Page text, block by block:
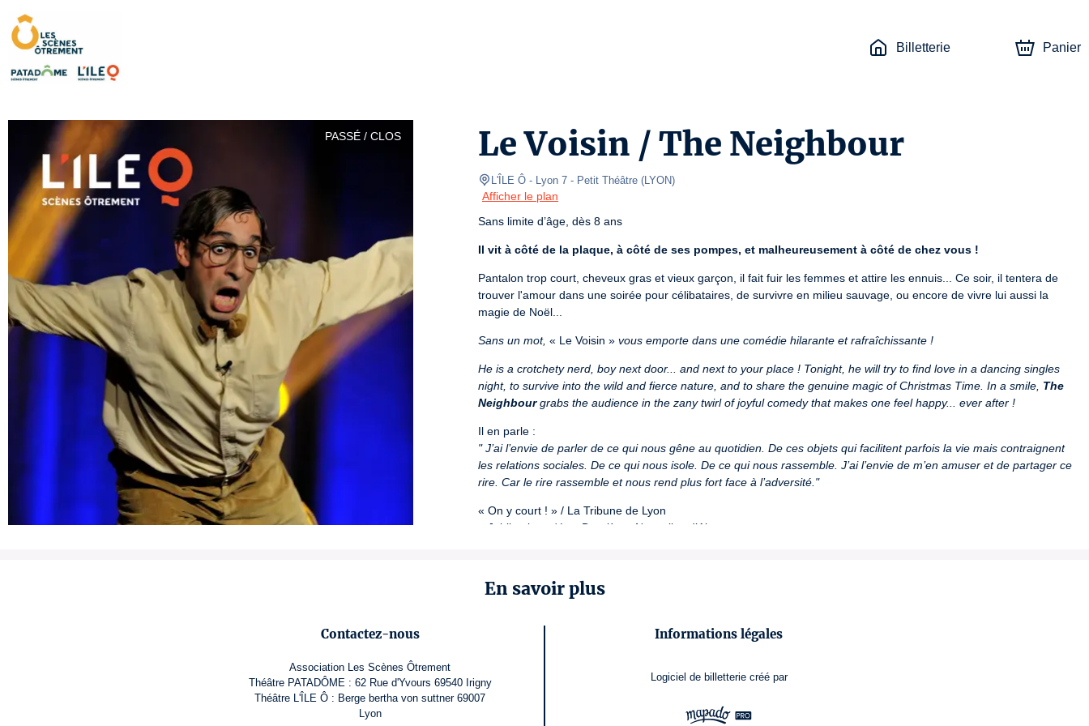
Billetterie Panier
PASSÉ / CLOS Le Voisin / The Neighbour
L'ÎLE Ô - Lyon 7 - Petit Théâtre (LYON)
Afficher le plan
Sans limite d’âge, dès 8 ans
Il vit à côté de la plaque, à côté de ses pompes, et malheureusement à côté de chez vous !
Pantalon trop court, cheveux gras et vieux garçon, il fait fuir les femmes et attire les ennuis... Ce soir, il tentera de
trouver l'amour dans une soirée pour célibataires, de survivre en milieu sauvage, ou encore de vivre lui aussi la
magie de Noël...
Sans un mot, « Le Voisin » vous emporte dans une comédie hilarante et rafraîchissante !
He is a crotchety nerd, boy next door... and next to your place ! Tonight, he will try to find love in a dancing singles
night, to survive into the wild and fierce nature, and to share the genuine magic of Christmas Time. In a smile, The
Neighbour grabs the audience in the zany twirl of joyful comedy that makes one feel happy... ever after !
" J’ai l’envie de parler de ce qui nous gêne au quotidien. De ces objets qui facilitent parfois la vie mais contraignent
les relations sociales. De ce qui nous isole. De ce qui nous rassemble. J’ai l’envie de m’en amuser et de partager ce
rire. Car le rire rassemble et nous rend plus fort face à l’adversité."
« On y court ! » / La Tribune de Lyon
« Jubilatoire » / Les Dernières Nouvelles d’Alsace
« Up coming star of modern mime in France » / Divaldeni Noviny (Rép. Tchèque)
« Un nouveau Mr Bean. Le public est conquis » / Mytoc.fr
2023 PRIX DU PUBLIC – Ploumoguer
2021 MEILLEURE MISE EN SCÈNE – Sables d’Olonne
2019 LAURÉAT– Sin Compania Festival (Venezuela) Meilleure Vidéo – Meilleur Interprète LAURÉAT
2018 du Fonds SACD Humour/One Man Show
En savoir plus
Contactez-nous
Association Les Scènes Ôtrement
Théâtre PATADÔME : 62 Rue d'Yvours 69540 Irigny
Théâtre L'ÎLE Ô : Berge bertha von suttner 69007
Lyon
Informations légales
Logiciel de billetterie créé par